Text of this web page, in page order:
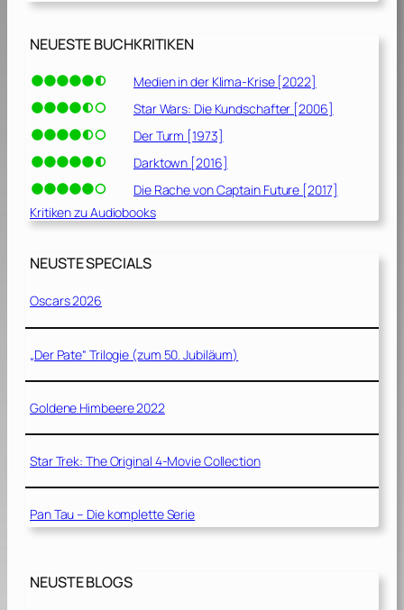
NEUESTE BUCHKRITIKEN
Medien in der Klima-Krise [2022]
Star Wars: Die Kundschafter [2006]
Der Turm [1973]
Darktown [2016]
Die Rache von Captain Future [2017]
Kritiken zu Audiobooks
NEUSTE SPECIALS
Oscars 2026
„Der Pate“ Trilogie (zum 50. Jubiläum)
Goldene Himbeere 2022
Star Trek: The Original 4-Movie Collection
Pan Tau – Die komplette Serie
NEUSTE BLOGS